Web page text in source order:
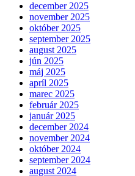
december 2025
november 2025
október 2025
september 2025
august 2025
jún 2025
máj 2025
apríl 2025
marec 2025
február 2025
január 2025
december 2024
november 2024
október 2024
september 2024
august 2024